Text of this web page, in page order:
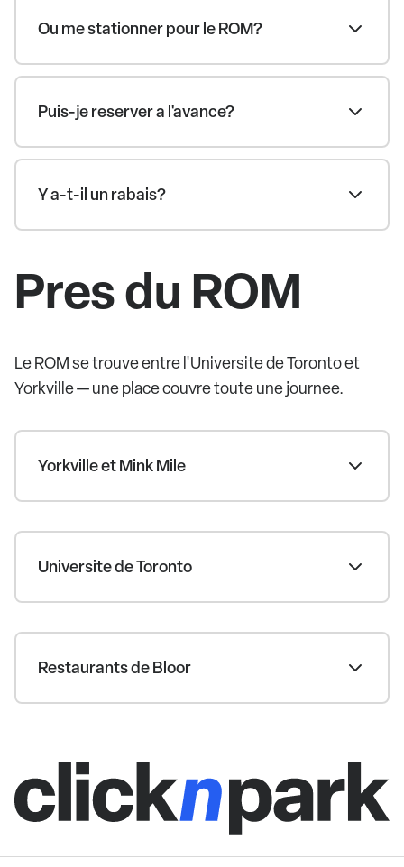
Ou me stationner pour le ROM?
Puis-je reserver a l'avance?
Y a-t-il un rabais?
Pres du ROM
Le ROM se trouve entre l'Universite de Toronto et
Yorkville — une place couvre toute une journee.
Yorkville et Mink Mile
Universite de Toronto
Restaurants de Bloor